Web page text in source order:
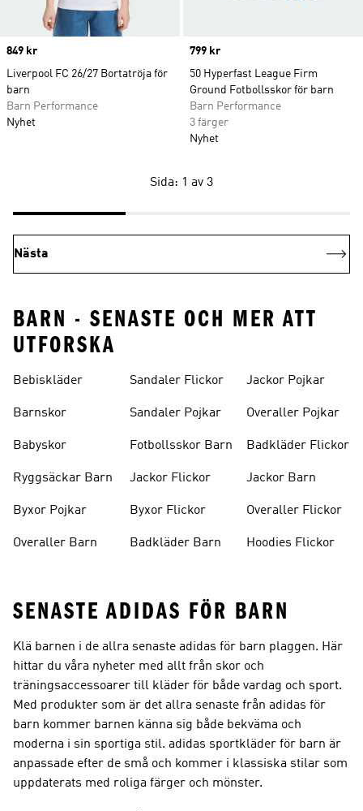
Price
849 kr
Liverpool FC 26/27 Bortatröja för
barn
Barn Performance
Nyhet
Price
799 kr
50 Hyperfast League Firm
Ground Fotbollsskor för barn
Barn Performance
3 färger
Nyhet
Sida: 1 av 3
Nästa
BARN - SENASTE OCH MER ATT
UTFORSKA
Bebiskläder
Barnskor
Babyskor
Ryggsäckar Barn
Byxor Pojkar
Overaller Barn
Sandaler Flickor
Sandaler Pojkar
Fotbollsskor Barn
Jackor Flickor
Byxor Flickor
Badkläder Barn
Jackor Pojkar
Overaller Pojkar
Badkläder Flickor
Jackor Barn
Overaller Flickor
Hoodies Flickor
SENASTE ADIDAS FÖR BARN
Klä barnen i de allra senaste adidas för barn plaggen. Här
hittar du våra nyheter med allt från skor och
träningsaccessoarer till kläder för både vardag och sport.
Med produkter som är det allra senaste från adidas för
barn kommer barnen känna sig både bekväma och
moderna i sin sportiga stil. adidas sportkläder för barn är
anpassade efter de små och kommer i klassiska stilar som
uppdaterats med roliga färger och mönster.